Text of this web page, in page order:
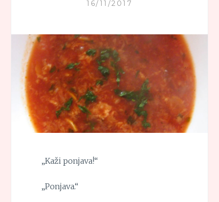
16/11/2017
„Kaži ponjava!“
„Ponjava.“